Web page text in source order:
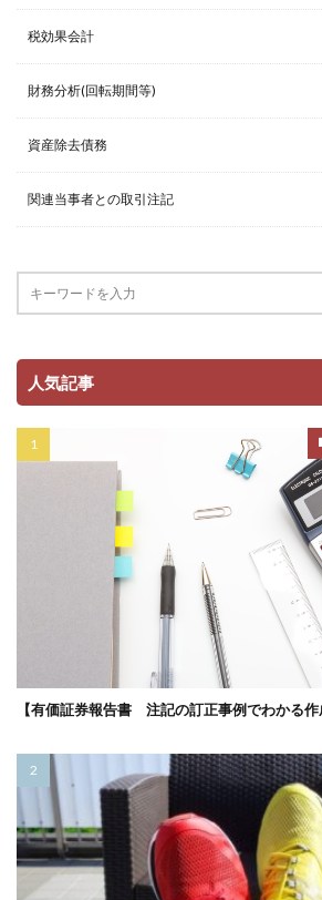
税効果会計
財務分析(回転期間等)
資産除去債務
関連当事者との取引注記
人気記事
【有価証券報告書 注記の訂正事例でわかる作